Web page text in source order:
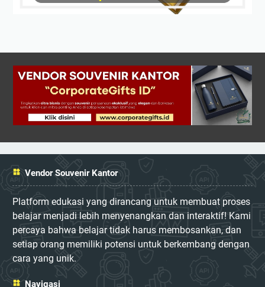
Vendor Souvenir Kantor
Platform edukasi yang dirancang untuk membuat proses
belajar menjadi lebih menyenangkan dan interaktif! Kami
percaya bahwa belajar tidak harus membosankan, dan
setiap orang memiliki potensi untuk berkembang dengan
cara yang unik.
Navigasi